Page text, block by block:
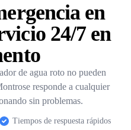
en
24/7 en
de agua roto no pueden
responde a cualquier
sin problemas.
Tiempos de respuesta rápidos